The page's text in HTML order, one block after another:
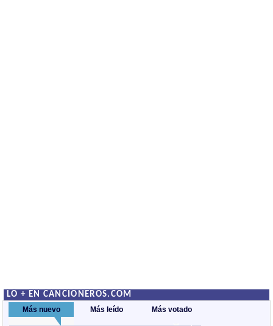
LO + EN CANCIONEROS.COM
Más nuevo Más leído Más votado